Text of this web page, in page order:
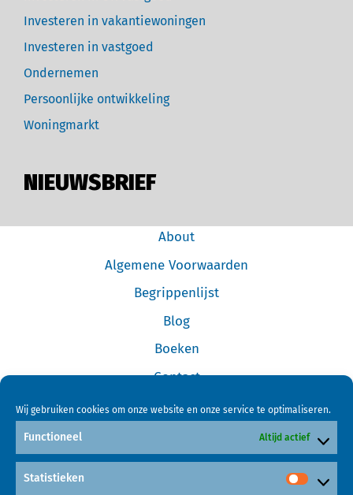
Wij gebruiken cookies om onze website en onze service te optimaliseren.
Functioneel Altijd actief
Statistieken
Investeren in vakantiewoningen
Investeren in vastgoed
Ondernemen
Persoonlijke ontwikkeling
Woningmarkt
NIEUWSBRIEF
About
Algemene Voorwaarden
Begrippenlijst
Blog
Boeken
Contact
Cookiebeleid (EU)
Forum